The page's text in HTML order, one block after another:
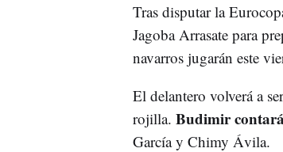
Tras disputar la
Jagoba Arrasate para
navarros jugarán este
El delantero volverá a
rojilla. Budimir
García y Chimy Ávila.